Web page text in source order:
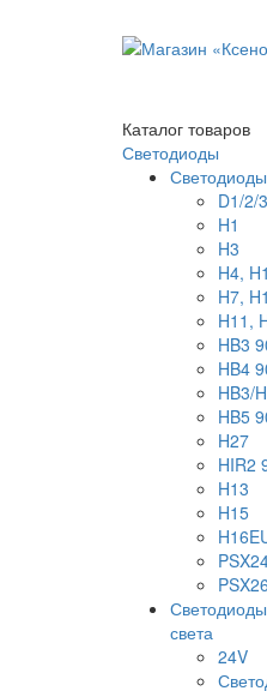
Каталог товаров
Светодиоды
Светодиоды
D1/2/
H1
H3
H4,
H7,
H11,
HB3
HB4
HB3/
HB5
H27
HIR2
H13
H15
PSX26
света
24V